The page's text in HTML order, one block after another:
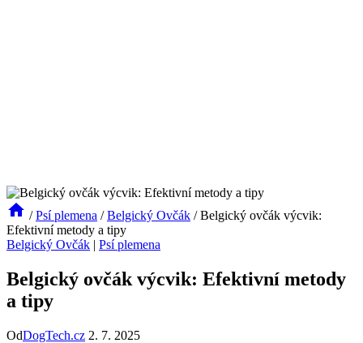
/ Psí plemena / Belgický Ovčák / Belgický ovčák výcvik:
Efektivní metody a tipy
Belgický Ovčák | Psí plemena
Belgický ovčák výcvik: Efektivní metody
a tipy
OdDogTech.cz 2. 7. 2025